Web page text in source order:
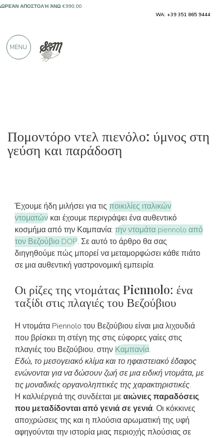
Πομοντόρο ντελ πιενόλο: ύμνος στη
γεύση και παράδοση
Έχουμε ήδη μιλήσει για τις ποικιλίες ιταλικών
ντοματών και έχουμε περιγράψει ένα αυθεντικό
κοσμήμα από την Καμπανία: την ντομάτα piennolo από
τον Βεζούβιο DOP. Σε αυτό το άρθρο θα σας
διηγηθούμε πώς μπορεί να μεταμορφώσει κάθε πιάτο
σε μια αυθεντική γαστρονομική εμπειρία.
Οι ρίζες της ντομάτας Piennolo: ένα
ταξίδι στις πλαγιές του Βεζούβιου
Η ντομάτα Piennolo του Βεζούβιου είναι μια λιχουδιά
που βρίσκει τη στέγη της στις εύφορες γαίες στις
πλαγιές του Βεζούβιου, στηνΚαμπανία.
Εδώ, το μεσογειακό κλίμα και το ηφαιστειακό έδαφος
ενώνονται για να δώσουν ζωή σε μια ειδική ντομάτα, με
τις μοναδικές οργανοληπτικές της χαρακτηριστικές.
Η καλλιέργειά της συνδέεται μεαιώνιες παραδόσεις
που μεταδίδονται από γενιά σε γενιά. Οι κόκκινες
αποχρώσεις της και η πλούσια αρωματική της υφή
αφηγούνται την ιστορία μιας περιοχής πλούσιας σε
ΑΠΌ 900 ΘΕΤΙΚΈΣ ΚΡΙΤΙΚΈΣ
WA: +39 351 865 9444
MENU